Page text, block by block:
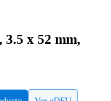
x 52 mm,